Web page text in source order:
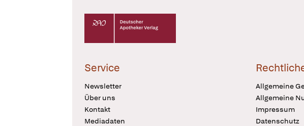
Deutscher Apotheker Verlag Logo
Service
Newsletter
Über uns
Kontakt
Mediadaten
Allgemeine
Allgemeine
Impressum
Datenschutz